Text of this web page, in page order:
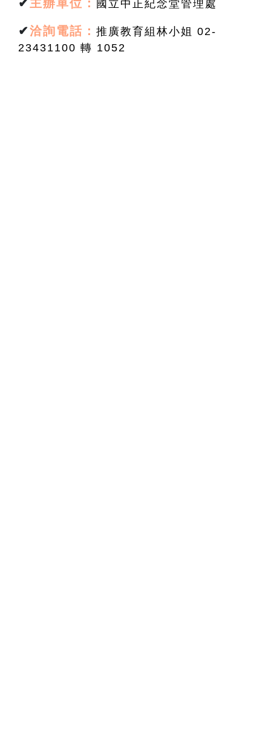
✔ 主辦單位： 國立中正紀念堂管理處
✔洽詢電話： 推廣教育組林小姐 02-
23431100 轉 1052